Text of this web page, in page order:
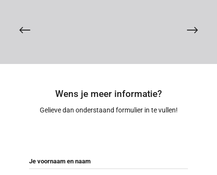
Wens je meer informatie?
Gelieve dan onderstaand formulier in te vullen!
Je voornaam en naam